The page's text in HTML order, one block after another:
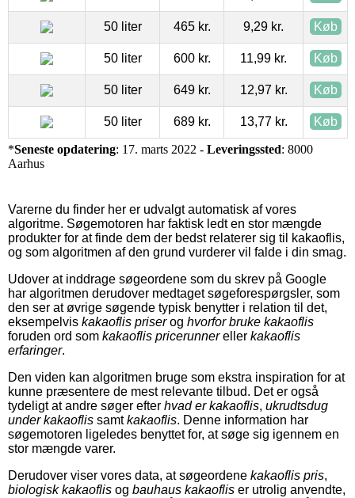
50 liter 465 kr. 9,29 kr. Køb
50 liter 600 kr. 11,99 kr. Køb
50 liter 649 kr. 12,97 kr. Køb
50 liter 689 kr. 13,77 kr. Køb
*Seneste opdatering: 17. marts 2022 - Leveringssted: 8000
Aarhus
Varerne du finder her er udvalgt automatisk af vores
algoritme. Søgemotoren har faktisk ledt en stor mængde
produkter for at finde dem der bedst relaterer sig til kakaoflis,
og som algoritmen af den grund vurderer vil falde i din smag.
Udover at inddrage søgeordene som du skrev på Google
har algoritmen derudover medtaget søgeforespørgsler, som
den ser at øvrige søgende typisk benytter i relation til det,
eksempelvis kakaoflis priserog hvorfor bruke kakaoflis
foruden ord som kakaoflis pricerunnereller kakaoflis
erfaringer.
Den viden kan algoritmen bruge som ekstra inspiration for at
kunne præsentere de mest relevante tilbud. Det er også
tydeligt at andre søger efter hvad er kakaoflis, ukrudtsdug
under kakaoflis samtkakaoflis. Denne information har
søgemotoren ligeledes benyttet for, at søge sig igennem en
stor mængde varer.
Derudover viser vores data, at søgeordene kakaoflis pris,
biologisk kakaoflis og bauhaus kakaoflis er utrolig anvendte,